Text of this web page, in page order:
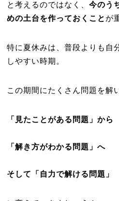
と考えるのではなく、 今のう
めの土台を作っておくこと が
特に夏休みは、普段よりも自
しやすい時期。
この期間にたくさん問題を解
「見たことがある問題」から
「解き方がわかる問題」へ
そして「自力で解ける問題」